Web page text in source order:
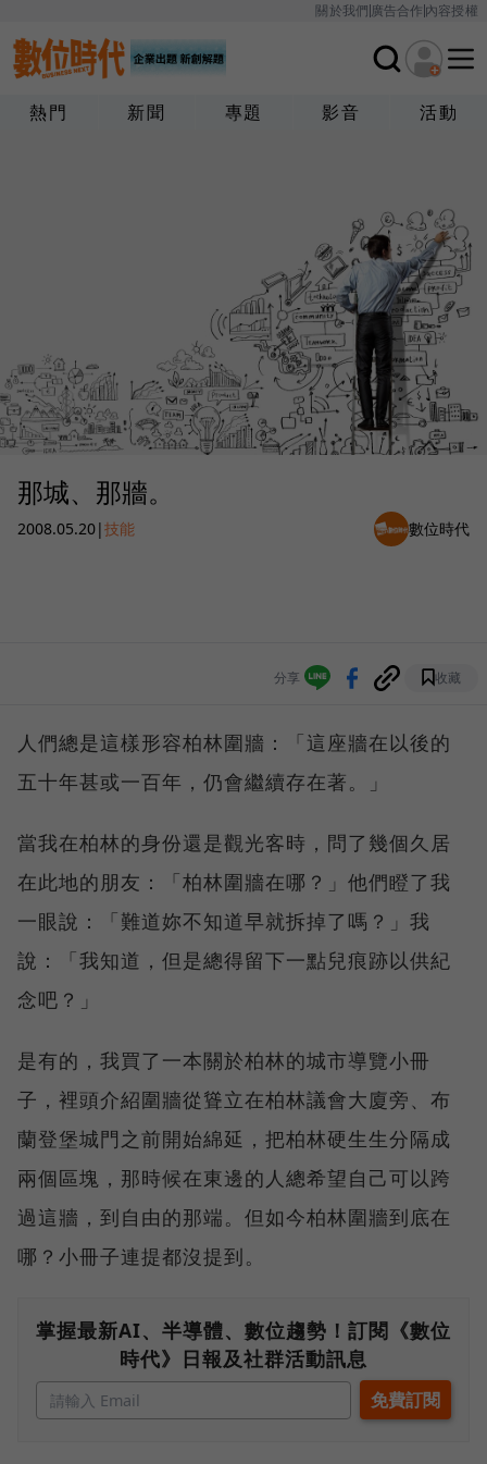
關於我們廣告合作內容授權
熱門 新聞 專題 影音 活動
那城、那牆。
2008.05.20|技能 數位時代
分享 收藏
人們總是這樣形容柏林圍牆：「這座牆在以後的
五十年甚或一百年，仍會繼續存在著。」
當我在柏林的身份還是觀光客時，問了幾個久居
在此地的朋友：「柏林圍牆在哪？」他們瞪了我
一眼說：「難道妳不知道早就拆掉了嗎？」我
說：「我知道，但是總得留下一點兒痕跡以供紀
念吧？」
是有的，我買了一本關於柏林的城市導覽小冊
子，裡頭介紹圍牆從聳立在柏林議會大廈旁、布
蘭登堡城門之前開始綿延，把柏林硬生生分隔成
兩個區塊，那時候在東邊的人總希望自己可以跨
過這牆，到自由的那端。但如今柏林圍牆到底在
哪？小冊子連提都沒提到。
掌握最新AI、半導體、數位趨勢！訂閱《數位
時代》日報及社群活動訊息